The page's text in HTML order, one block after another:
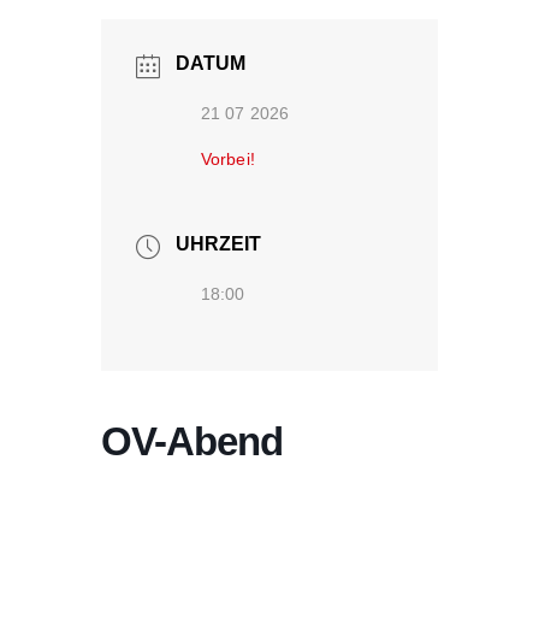
DATUM
21 07 2026
Vorbei!
UHRZEIT
18:00
OV-Abend